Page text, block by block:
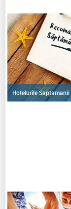
Hotelurile Saptamanii